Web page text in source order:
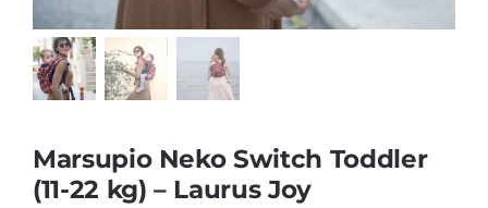
Marsupio Neko Switch Toddler
(11-22 kg) – Laurus Joy